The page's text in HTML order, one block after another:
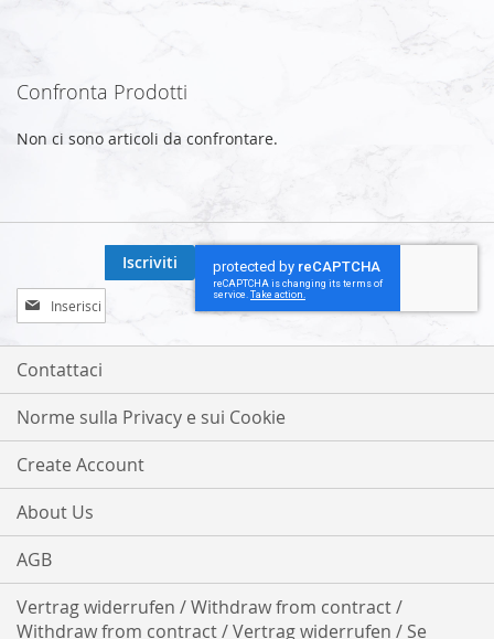
Confronta Prodotti
Non ci sono articoli da confrontare.
Iscriviti
alla
nostra
Newsletter:
Iscriviti
Contattaci
Norme sulla Privacy e sui Cookie
Create Account
About Us
AGB
Vertrag widerrufen / Withdraw from contract /
Withdraw from contract / Vertrag widerrufen / Se